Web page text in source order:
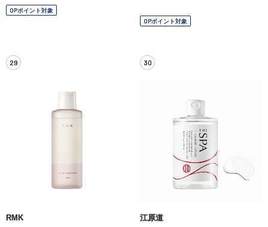
OPポイント対象
OPポイント対象
29
RMK
30
江原道